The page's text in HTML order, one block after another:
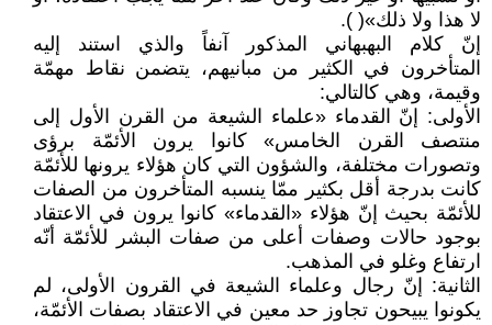
لا هذا ولا ذلك»( ).
إنّ كلام البهبهاني المذكور آنفاً والذي استند إليه
المتأخرون في الكثير من مبانيهم، يتضمن نقاط مهمّة
وقيمة، وهي كالتالي:
الأولى: إنّ القدماء «علماء الشيعة من القرن الأول إلى
منتصف القرن الخامس» كانوا يرون الأئمّة برؤى
وتصورات مختلفة، والشؤون التي كان هؤلاء يرونها للأئمّة
كانت بدرجة أقل بكثير ممّا ينسبه المتأخرون من الصفات
للأئمّة بحيث إنّ هؤلاء «القدماء» كانوا يرون في الاعتقاد
بوجود حالات وصفات أعلى من صفات البشر للأئمّة أنّه
ارتفاع وغلو في المذهب.
الثانية: إنّ رجال وعلماء الشيعة في القرون الأولى، لم
يكونوا يبيحون تجاوز حد معين في الاعتقاد بصفات الأئمّة،